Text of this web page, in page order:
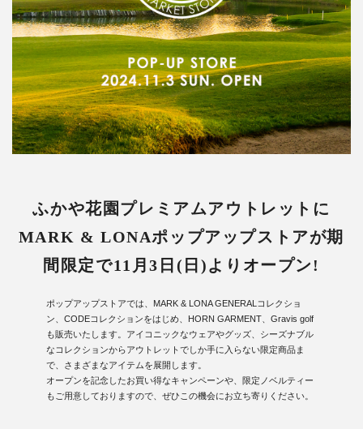
ふかや花園プレミアムアウトレットに
MARK & LONAポップアップストアが期
間限定で11月3日(日)よりオープン!
ポップアップストアでは、MARK & LONA GENERALコレクショ
ン、CODEコレクションをはじめ、HORN GARMENT、Gravis golf
も販売いたします。アイコニックなウェアやグッズ、シーズナブル
なコレクションからアウトレットでしか手に入らない限定商品ま
で、さまざまなアイテムを展開します。
オープンを記念したお買い得なキャンペーンや、限定ノベルティー
もご用意しておりますので、ぜひこの機会にお立ち寄りください。